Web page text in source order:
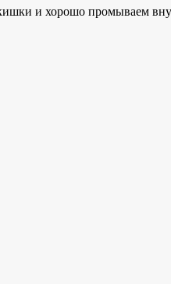
и хорошо промываем